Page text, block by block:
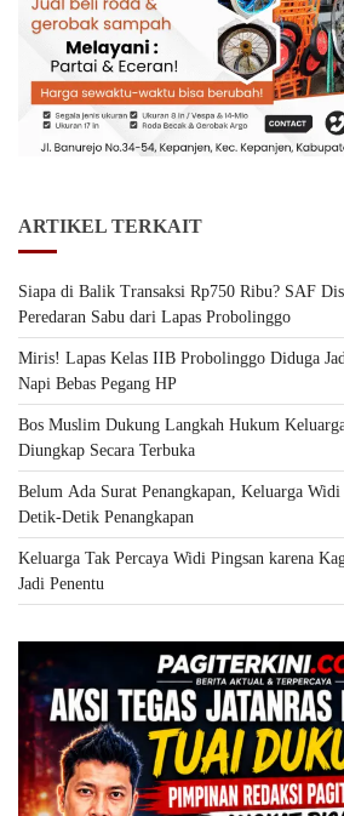
ARTIKEL TERKAIT
Siapa di Balik Transaksi Rp750 Ribu? SAF
Peredaran Sabu dari Lapas Probolinggo
Miris! Lapas Kelas IIB Probolinggo Diduga
Napi Bebas Pegang HP
Bos Muslim Dukung Langkah Hukum
Diungkap Secara Terbuka
Belum Ada Surat Penangkapan, Keluarga
Detik-Detik Penangkapan
Keluarga Tak Percaya Widi Pingsan karena
Jadi Penentu